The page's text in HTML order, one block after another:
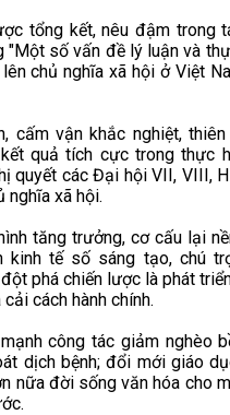
tổng kết, nêu đậm trong
"Một số vấn đề lý luận và
chủ nghĩa xã hội ở Việt
cấm vận khắc nghiệt,
quả tích cực trong thực
quyết các Đại hội VII, VIII,
xã hội.
tăng trưởng, cơ cấu lại
kinh tế số sáng tạo, chú
phá chiến lược là phát
cách hành chính.
công tác giảm nghèo
dịch bệnh; đổi mới giáo
nữa đời sống văn hóa cho